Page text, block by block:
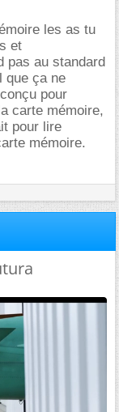
les as tu
et
pas au standard
que ça ne
pour
carte mémoire,
pour lire
mémoire.